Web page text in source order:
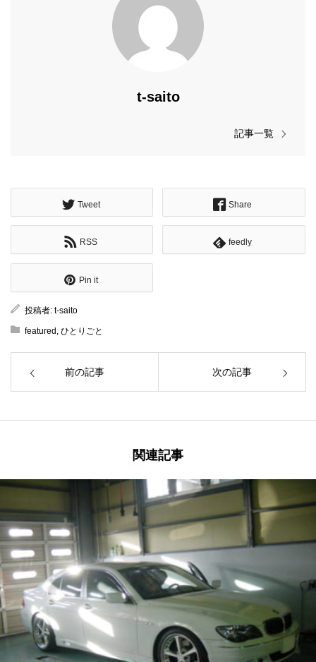
t-saito
記事一覧
Tweet Share
RSS feedly
Pin it
投稿者: t-saito
featured ひとりごと
前の記事 次の記事
関連記事